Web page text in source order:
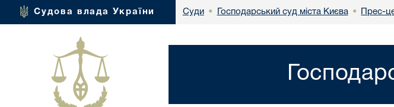
Судова влада України Суди • Господарський суд міста Києва • Прес-